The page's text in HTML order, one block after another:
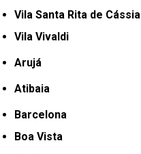
Vila Santa Rita de Cássia
Vila Vivaldi
Arujá
Atibaia
Barcelona
Boa Vista